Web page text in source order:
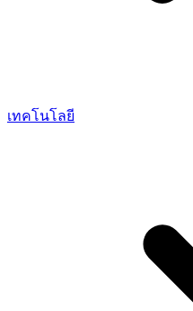
เทคโนโลยี